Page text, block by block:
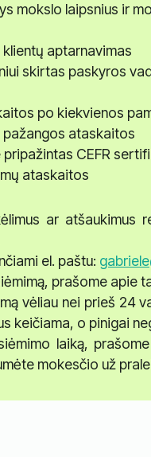
mokslo laipsnius ir
aptarnavimas
skirtas paskyros
po kiekvienos
pažangos ataskaitos
CEFR
ataskaitos
ar
el. paštu:
prašome apie
vėliau nei prieš 24
keičiama, o pinigai
laiką,
mokesčio už